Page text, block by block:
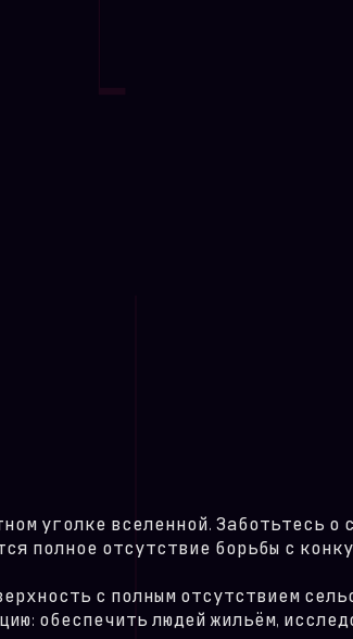
уголке вселенной. Заботьтесь о
полное отсутствие борьбы с
с полным отсутствием
обеспечить людей жильём,